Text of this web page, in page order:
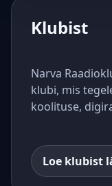
Klubist
Narva
klubi, mis
koolituse,
Loe klubist